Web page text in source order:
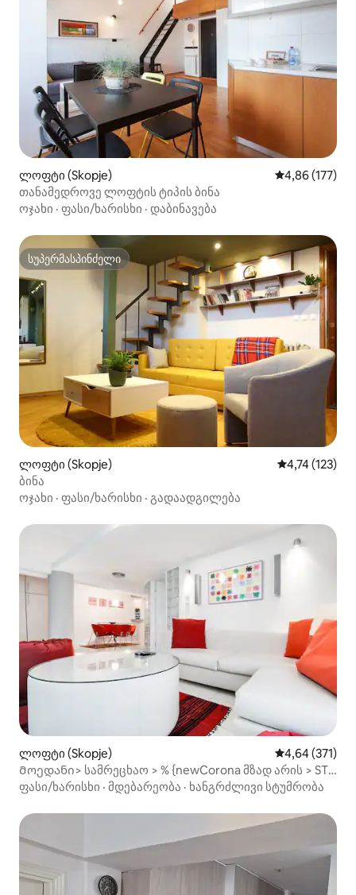
ლოფტი (Skopje) საშუალო
4,86 (177)
თანამედროვე ლოფტის ტიპის ბინა
ოჯახი · ფასი/ხარისხი · დაბინავება
სუპერმასპინძელი
სუპერმასპინძელი
ლოფტი (Skopje) საშუალო
4,74 (123)
ბინა
ოჯახი · ფასი/ხარისხი · გადაადგილება
ლოფტი (Skopje) საშუალო
4,64 (371)
Მოედანი> სამრეცხაო > % {newCorona მზად არის > STR
Makedonija
ფასი/ხარისხი · მდებარეობა · ხანგრძლივი სტუმრობა